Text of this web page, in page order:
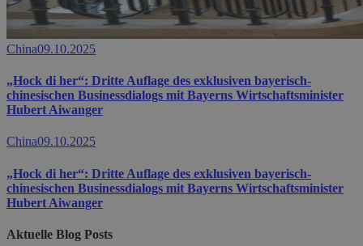
China09.10.2025
„Hock di her“: Dritte Auflage des exklusiven bayerisch-
chinesischen Businessdialogs mit Bayerns Wirtschaftsminister
Hubert Aiwanger
China09.10.2025
„Hock di her“: Dritte Auflage des exklusiven bayerisch-
chinesischen Businessdialogs mit Bayerns Wirtschaftsminister
Hubert Aiwanger
Aktuelle Blog Posts